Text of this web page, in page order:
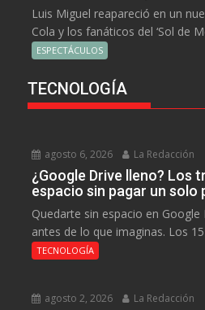
Luis Miguel reapareció en un
Cola y los fanáticos del ‘Sol de
ESPECTÁCULOS
TECNOLOGÍA
agosto 6, 2026 La Redacción
¿Google Drive lleno? Los
espacio sin pagar un solo
Quedarte sin espacio en
antes de lo que imaginas. Los 15
TECNOLOGÍA
agosto 2, 2026 La Redacción